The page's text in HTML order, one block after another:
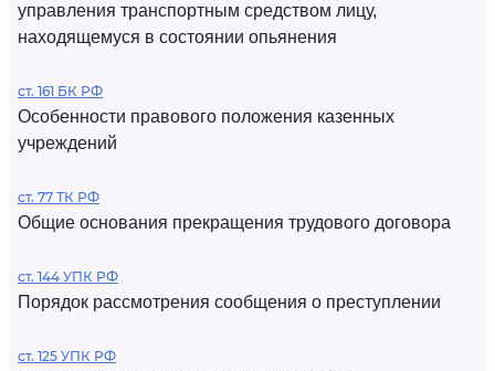
управления транспортным средством лицу,
находящемуся в состоянии опьянения
ст. 161 БК РФ
Особенности правового положения казенных
учреждений
ст. 77 ТК РФ
Общие основания прекращения трудового договора
ст. 144 УПК РФ
Порядок рассмотрения сообщения о преступлении
ст. 125 УПК РФ